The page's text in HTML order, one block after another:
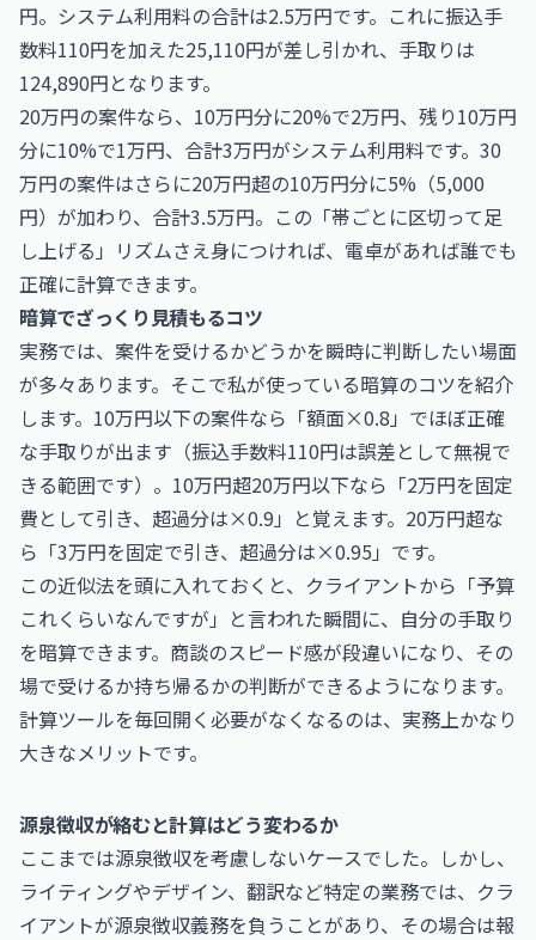
円。システム利用料の合計は2.5万円です。これに振込手
数料110円を加えた25,110円が差し引かれ、手取りは
124,890円となります。
20万円の案件なら、10万円分に20%で2万円、残り10万円
分に10%で1万円、合計3万円がシステム利用料です。30
万円の案件はさらに20万円超の10万円分に5%（5,000
円）が加わり、合計3.5万円。この「帯ごとに区切って足
し上げる」リズムさえ身につければ、電卓があれば誰でも
正確に計算できます。
暗算でざっくり見積もるコツ
実務では、案件を受けるかどうかを瞬時に判断したい場面
が多々あります。そこで私が使っている暗算のコツを紹介
します。10万円以下の案件なら「額面×0.8」でほぼ正確
な手取りが出ます（振込手数料110円は誤差として無視で
きる範囲です）。10万円超20万円以下なら「2万円を固定
費として引き、超過分は×0.9」と覚えます。20万円超な
ら「3万円を固定で引き、超過分は×0.95」です。
この近似法を頭に入れておくと、クライアントから「予算
これくらいなんですが」と言われた瞬間に、自分の手取り
を暗算できます。商談のスピード感が段違いになり、その
場で受けるか持ち帰るかの判断ができるようになります。
計算ツールを毎回開く必要がなくなるのは、実務上かなり
大きなメリットです。
源泉徴収が絡むと計算はどう変わるか
ここまでは源泉徴収を考慮しないケースでした。しかし、
ライティングやデザイン、翻訳など特定の業務では、クラ
イアントが源泉徴収義務を負うことがあり、その場合は報